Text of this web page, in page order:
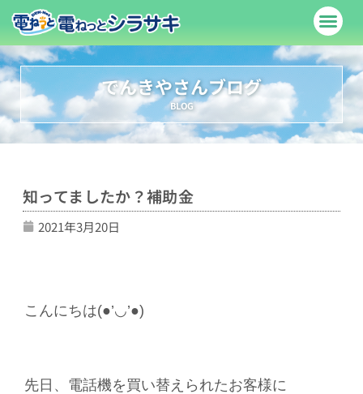
でんきやさんブログ
BLOG
知ってましたか？補助金
2021年3月20日
こんにちは(●’◡’●)
先日、電話機を買い替えられたお客様に